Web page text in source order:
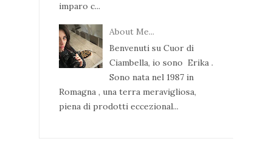
imparo c...
About Me...
Benvenuti su Cuor di
Ciambella, io sono Erika .
Sono nata nel 1987 in
Romagna , una terra meravigliosa,
piena di prodotti eccezional...